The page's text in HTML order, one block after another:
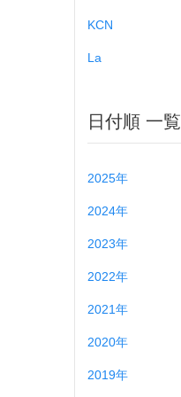
KCN
La
日付順 一覧
2025年
2024年
2023年
2022年
2021年
2020年
2019年